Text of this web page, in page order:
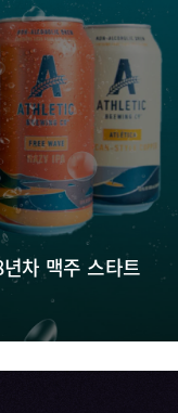
차 맥주 스타트